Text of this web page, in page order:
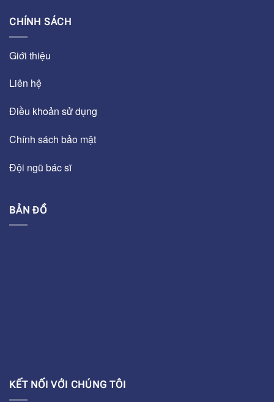
CHÍNH SÁCH
Giới thiệu
Liên hệ
Điều khoản sử dụng
Chính sách bảo mật
Đội ngũ bác sĩ
BẢN ĐỒ
KẾT NỐI VỚI CHÚNG TÔI